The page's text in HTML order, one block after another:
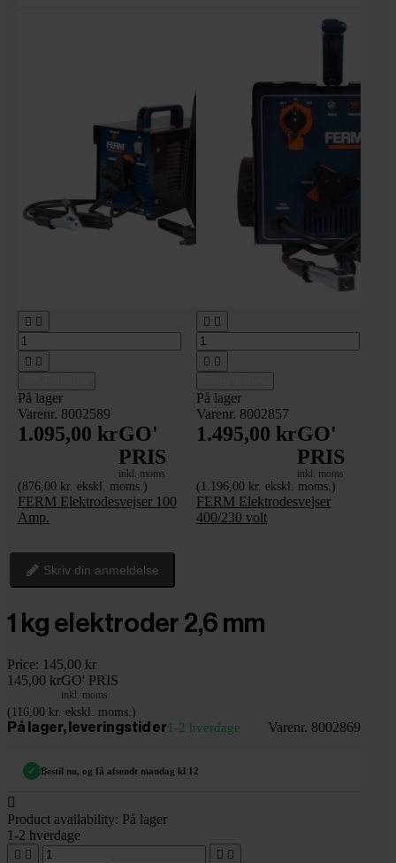
 
 
På lager
Varenr. 8002589
1.095,00 krGO'
PRIS
inkl. moms
(876,00 kr. ekskl. moms.)
FERM Elektrodesvejser 100
Amp.
 
 
På lager
Varenr. 8002857
1.495,00 krGO'
PRIS
inkl. moms
(1.196,00 kr. ekskl. moms.)
FERM Elektrodesvejser
400/230 volt
Skriv din anmeldelse
1 kg elektroder 2,6 mm
Price: 145,00 kr
145,00 krGO' PRIS
inkl. moms
(116,00 kr. ekskl. moms.)
På lager, leveringstid er1-2 hverdage Varenr. 8002869
✓ Bestil nu, og få afsendt mandag kl 12

Product availability: På lager
1-2 hverdage
   